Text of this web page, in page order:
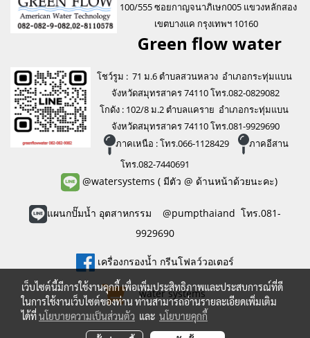
100/555 ซอยกาญจนาภิเษก005 แขวงหลักสอง
เขตบางแค กรุงเทพฯ 10160
Green flow water
โชว์รูม : 71 ม.6 ตำบลสวนหลวง อำเภอกระทุ่มแบน
จังหวัดสมุทรสาคร 74110 โทร.082-0829082
โกดัง : 102/8 ม.2 ตำบลแคราย อำเภอกระทุ่มแบน
จังหวัดสมุทรสาคร 74110 โทร.081-9929690
ภาคเหนือ : โทร.066-1128429
ภาคอีสาน
โทร.082-7440691
@watersystems ( มีตัว @ ด้านหน้าด้วยนะคะ)
แผนกปั๊มน้ำ อุตสาหกรรม @pumpthaiand โทร.081-
9929690
เครื่องกรองน้ำ กรีนโฟลว์วอเตอร์
water systems
เว็บไซต์นี้มีการใช้งานคุกกี้ เพื่อเพิ่มประสิทธิภาพและประสบการณ์ที่ดี
ในการใช้งานเว็บไซต์ของท่าน ท่านสามารถอ่านรายละเอียดเพิ่มเติม
ได้ที่นโยบายความเป็นส่วนตัว และ นโยบายคุกกี้